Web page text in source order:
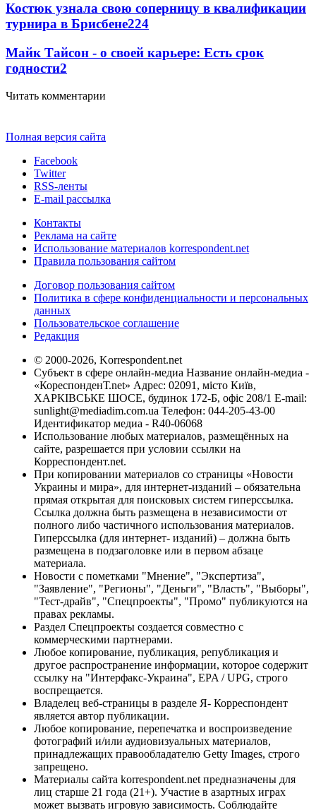
Костюк узнала свою соперницу в квалификации
турнира в Брисбене224
Майк Тайсон - о своей карьере: Есть срок
годности2
Читать комментарии
Полная версия сайта
Facebook
Twitter
RSS-ленты
E-mail рассылка
Контакты
Реклама на сайте
Использование материалов korrespondent.net
Правила пользования сайтом
Договор пользования сайтом
Политика в сфере конфиденциальности и персональных
данных
Пользовательское соглашение
Редакция
© 2000-2026, Korrespondent.net
Субъект в сфере онлайн-медиа Название онлайн-медиа -
«КореспонденТ.net» Адрес: 02091, місто Київ,
ХАРКІВСЬКЕ ШОСЕ, будинок 172-Б, офіс 208/1 E-mail:
sunlight@mediadim.com.ua Телефон: 044-205-43-00
Идентификатор медиа - R40-06068
Использование любых материалов, размещённых на
сайте, разрешается при условии ссылки на
Корреспондент.net.
При копировании материалов со страницы «Новости
Украины и мира», для интернет-изданий – обязательна
прямая открытая для поисковых систем гиперссылка.
Ссылка должна быть размещена в независимости от
полного либо частичного использования материалов.
Гиперссылка (для интернет- изданий) – должна быть
размещена в подзаголовке или в первом абзаце
материала.
Новости с пометками "Мнение", "Экспертиза",
"Заявление", "Регионы", "Деньги", "Власть", "Выборы",
"Тест-драйв", "Спецпроекты", "Промо" публикуются на
правах рекламы.
Раздел Спецпроекты создается совместно с
коммерческими партнерами.
Любое копирование, публикация, републикация и
другое распространение информации, которое содержит
ссылку на "Интерфакс-Украина", EPA / UPG, строго
воспрещается.
Владелец веб-страницы в разделе Я- Корреспондент
является автор публикации.
Любое копирование, перепечатка и воспроизведение
фотографий и/или аудиовизуальных материалов,
принадлежащих правообладателю Getty Images, строго
запрещено.
Материалы сайта korrespondent.net предназначены для
лиц старше 21 года (21+). Участие в азартных играх
может вызвать игровую зависимость. Соблюдайте